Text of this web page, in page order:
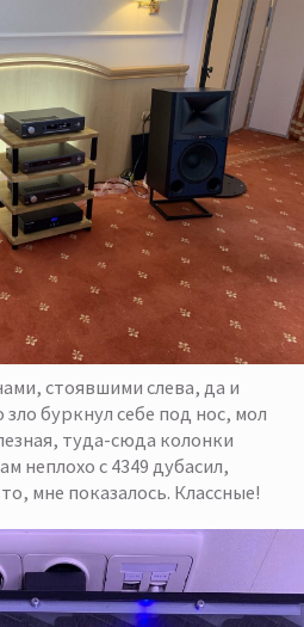
стоявшими слева, да и
буркнул себе под нос, мол
туда-сюда колонки
неплохо с 4349 дубасил,
мне показалось. Классные!